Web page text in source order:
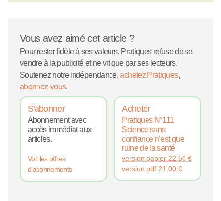
Vous avez aimé cet article ?
Pour rester fidèle à ses valeurs, Pratiques refuse de se
vendre à la publicité et ne vit que par ses lecteurs.
Soutenez notre indépendance,achetez Pratiques,
abonnez-vous.
S'abonner
Abonnement avec
accès immédiat aux
articles.
Voir les offres
d'abonnements
Acheter
Pratiques N°111
Science sans
confiance n’est que
ruine de la santé
version papier 22,50€
version pdf 21,00€